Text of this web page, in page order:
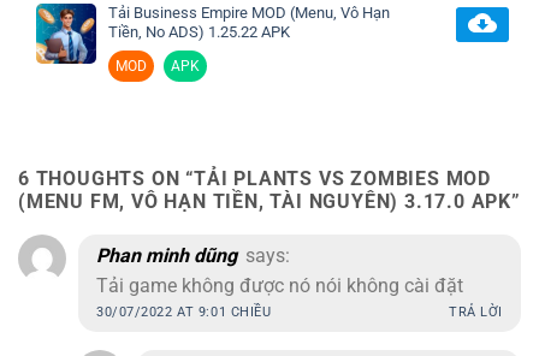
Tải Business Empire MOD (Menu, Vô Hạn
Tiền, No ADS) 1.25.22 APK
MOD APK
6 THOUGHTS ON “TẢI PLANTS VS ZOMBIES MOD
(MENU FM, VÔ HẠN TIỀN, TÀI NGUYÊN) 3.17.0 APK”
Phan minh dũng says:
Tải game không được nó nói không cài đặt
30/07/2022 AT 9:01 CHIỀU TRẢ LỜI